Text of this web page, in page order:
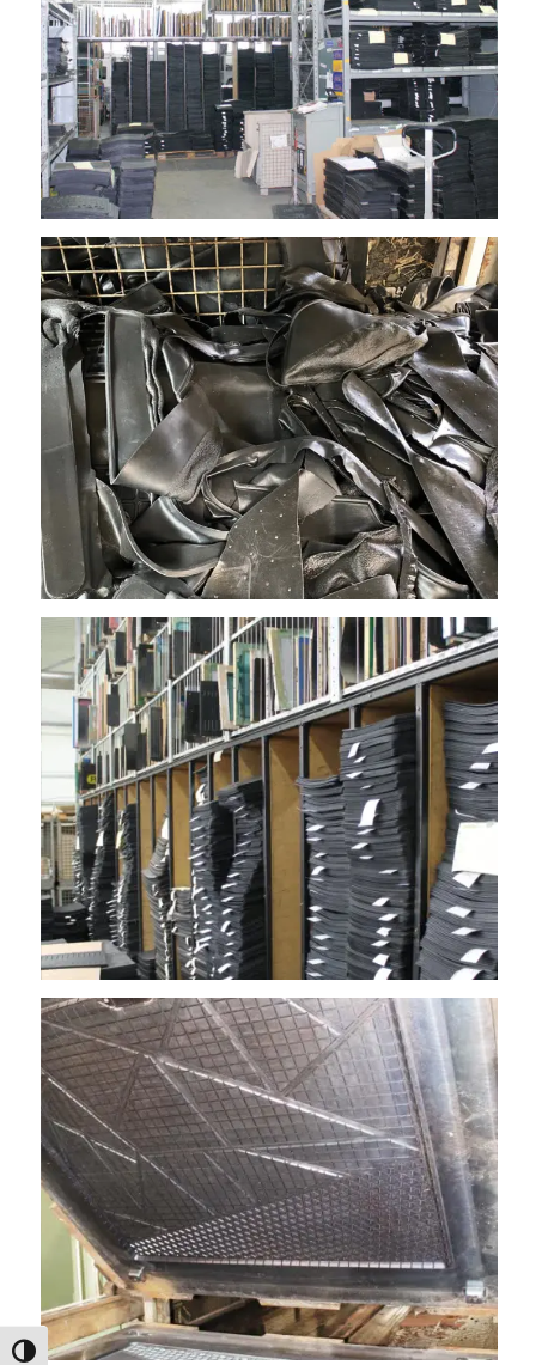
Umschalten auf hohe Kontraste